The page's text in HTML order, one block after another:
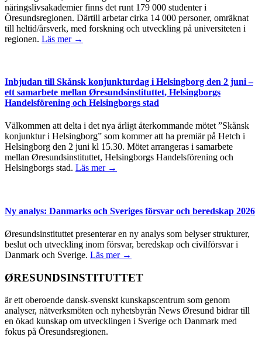
näringslivsakademier finns det runt 179 000 studenter i
Öresundsregionen. Därtill arbetar cirka 14 000 personer, omräknat
till heltid/årsverk, med forskning och utveckling på universiteten i
regionen. Läs mer →
Inbjudan till Skånsk konjunkturdag i Helsingborg den 2 juni –
ett samarbete mellan Øresundsinstituttet, Helsingborgs
Handelsförening och Helsingborgs stad
Välkommen att delta i det nya årligt återkommande mötet ”Skånsk
konjunktur i Helsingborg” som kommer att ha premiär på Hetch i
Helsingborg den 2 juni kl 15.30. Mötet arrangeras i samarbete
mellan Øresundsinstituttet, Helsingborgs Handelsförening och
Helsingborgs stad. Läs mer →
Ny analys: Danmarks och Sveriges försvar och beredskap 2026
Øresundsinstituttet presenterar en ny analys som belyser strukturer,
beslut och utveckling inom försvar, beredskap och civilförsvar i
Danmark och Sverige. Läs mer →
ØRESUNDSINSTITUTTET
är ett oberoende dansk-svenskt kunskapscentrum som genom
analyser, nätverksmöten och nyhetsbyrån News Øresund bidrar till
en ökad kunskap om utvecklingen i Sverige och Danmark med
fokus på Öresundsregionen.